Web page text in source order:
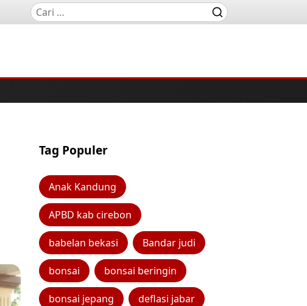
Tag Populer
Anak Kandung
APBD kab cirebon
babelan bekasi Bandar judi
bonsai bonsai beringin
bonsai jepang deflasi jabar